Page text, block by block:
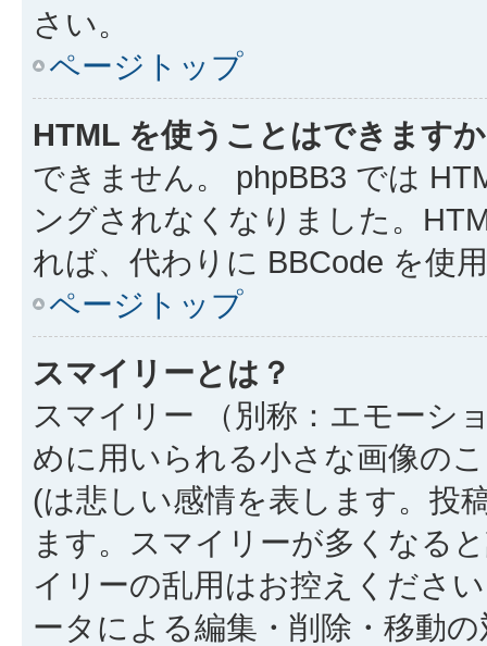
さい。
ページトップ
HTML を使うことはできます
できません。 phpBB3 では
ングされなくなりました。
れば、代わりに BBCode を使
ページトップ
スマイリーとは？
スマイリー （別称：エモーシ
めに用いられる小さな画像の
(は悲しい感情を表します。投
ます。スマイリーが多くなる
イリーの乱用はお控えくださ
ータによる編集・削除・移動